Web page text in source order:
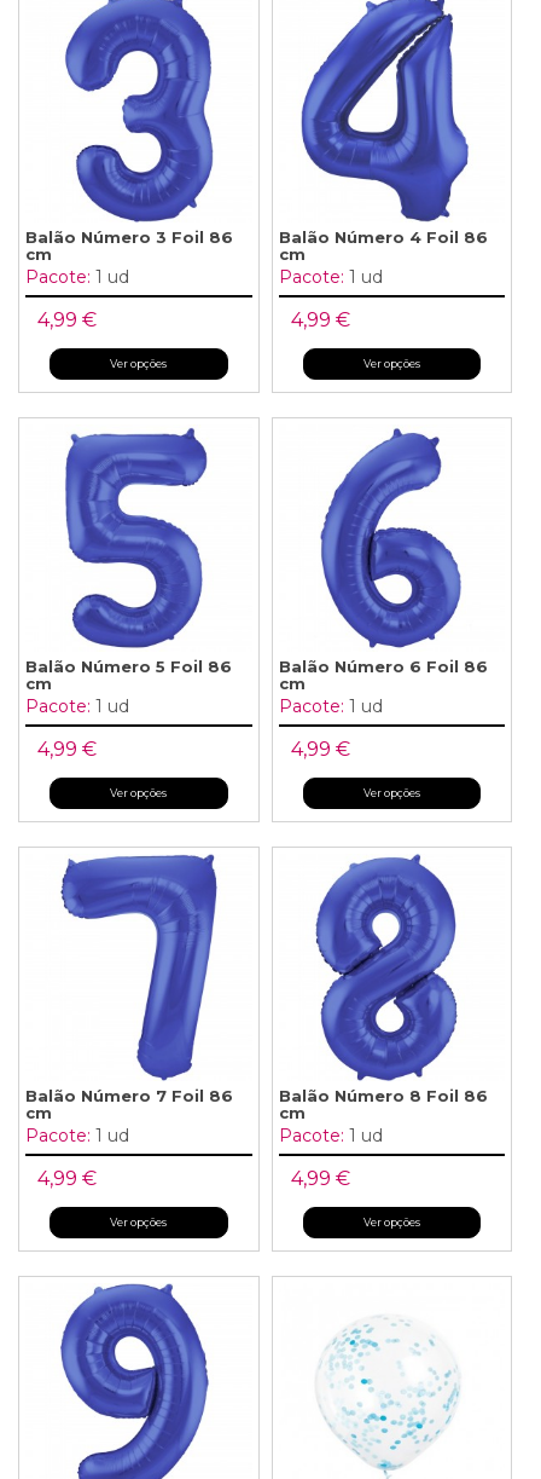
Balão Número 3 Foil 86
cm
Pacote: 1 ud
4,99 €
Ver opções
Balão Número 4 Foil 86
cm
Pacote: 1 ud
4,99 €
Ver opções
Balão Número 5 Foil 86
cm
Pacote: 1 ud
4,99 €
Ver opções
Balão Número 6 Foil 86
cm
Pacote: 1 ud
4,99 €
Ver opções
Balão Número 7 Foil 86
cm
Pacote: 1 ud
4,99 €
Ver opções
Balão Número 8 Foil 86
cm
Pacote: 1 ud
4,99 €
Ver opções